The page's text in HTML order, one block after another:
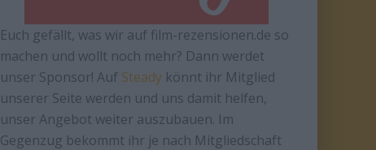
Euch gefällt, was wir auf film-rezensionen.de so
machen und wollt noch mehr? Dann werdet
unser Sponsor! Auf Steady könnt ihr Mitglied
unserer Seite werden und uns damit helfen,
unser Angebot weiter auszubauen. Im
Gegenzug bekommt ihr je nach Mitgliedschaft